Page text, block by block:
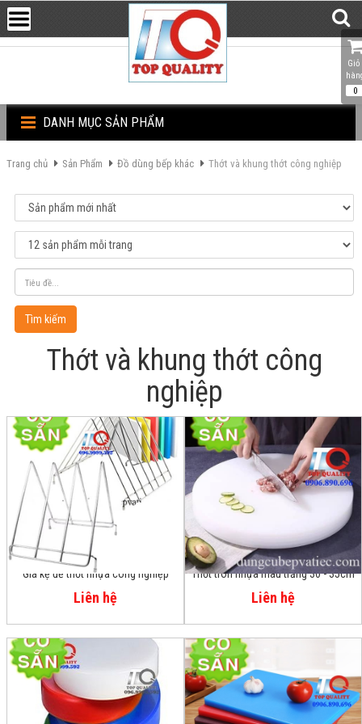
DANH MỤC SẢN PHẨM
Trang chủ Sản Phẩm Đồ dùng bếp khác Thớt và khung thớt công nghiệp
Tìm kiếm
Thớt và khung thớt công
nghiệp
Giá kệ để thớt nhựa công nghiệp
Liên hệ
Thớt tròn nhựa màu trắng 30 - 35cm
Liên hệ
Giỏ
0